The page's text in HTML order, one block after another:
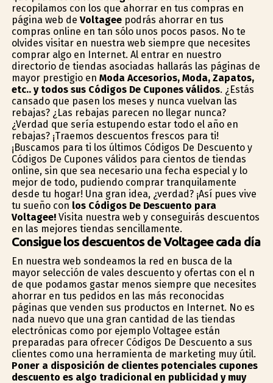
recopilamos con los que ahorrar en tus compras en
página web de Voltageepodrás ahorrar en tus
compras online en tan sólo unos pocos pasos. No te
olvides visitar en nuestra web siempre que necesites
comprar algo en Internet. Al entrar en nuestro
directorio de tiendas asociadas hallarás las páginas de
mayor prestigio en Moda Accesorios, Moda, Zapatos,
etc.. y todos sus Códigos De Cupones válidos. ¿Estás
cansado que pasen los meses y nunca vuelvan las
rebajas? ¿Las rebajas parecen no llegar nunca?
¿Verdad que sería estupendo estar todo el año en
rebajas? ¡Traemos descuentos frescos para ti!
¡Buscamos para ti los últimos Códigos De Descuento y
Códigos De Cupones válidos para cientos de tiendas
online, sin que sea necesario una fecha especial y lo
mejor de todo, pudiendo comprar tranquilamente
desde tu hogar! Una gran idea, ¿verdad? ¡Así pues vive
tu sueño con los Códigos De Descuento para
Voltagee!Visita nuestra web y conseguirás descuentos
en las mejores tiendas sencillamente.
Consigue los descuentos de Voltagee cada día
En nuestra web sondeamos la red en busca de la
mayor selección de vales descuento y ofertas con el fin
de que podamos gastar menos siempre que necesites
ahorrar en tus pedidos en las más reconocidas
páginas que venden sus productos en Internet. No es
nada nuevo que una gran cantidad de las tiendas
electrónicas como por ejemplo Voltagee están
preparadas para ofrecer Códigos De Descuento a sus
clientes como una herramienta de marketing muy útil.
Poner a disposición de clientes potenciales cupones
descuento es algo tradicional en publicidad y muy